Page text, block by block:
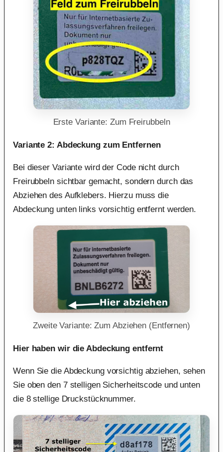
Erste Variante: Zum Freirubbeln
Variante 2: Abdeckung zum Entfernen
Bei dieser Variante wird der Code nicht durch
Freirubbeln sichtbar gemacht, sondern durch das
Abziehen des Aufklebers. Hierzu muss die
Abdeckung unten links vorsichtig entfernt werden.
Zweite Variante: Zum Abziehen (Entfernen)
Hier haben wir die Abdeckung entfernt
Wenn Sie die Abdeckung vorsichtig abziehen, sehen
Sie oben den 7 stelligen Sicherheitscode und unten
die 8 stellige Druckstücknummer.